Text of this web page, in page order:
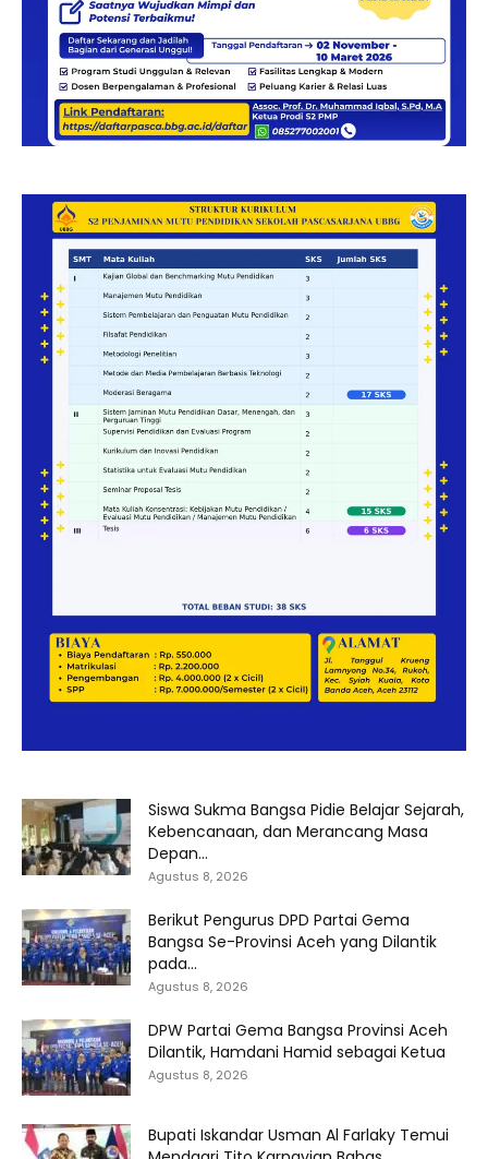
Siswa Sukma Bangsa Pidie Belajar Sejarah,
Kebencanaan, dan Merancang Masa
Depan...
Agustus 8, 2026
Berikut Pengurus DPD Partai Gema
Bangsa Se-Provinsi Aceh yang Dilantik
pada...
Agustus 8, 2026
DPW Partai Gema Bangsa Provinsi Aceh
Dilantik, Hamdani Hamid sebagai Ketua
Agustus 8, 2026
Bupati Iskandar Usman Al Farlaky Temui